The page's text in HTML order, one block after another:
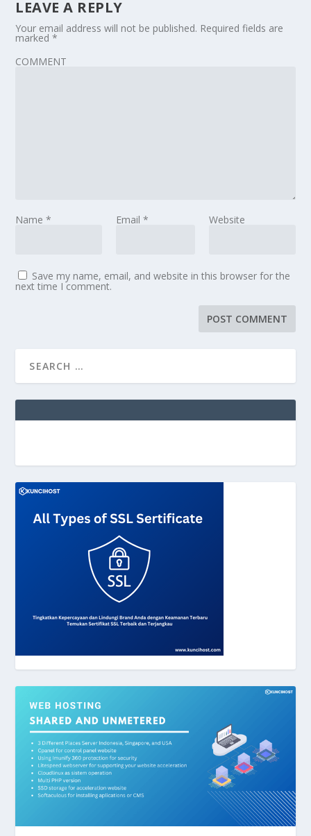
LEAVE A REPLY
Your email address will not be published. Required fields are
marked*
COMMENT
Name* Email * Website
Save my name, email, and website in this browser for the
next time I comment.